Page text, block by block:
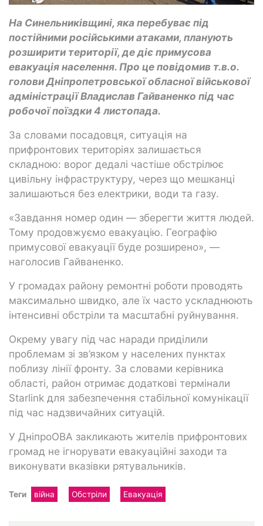
На Синельниківщині, яка перебуває під
постійними російськими атаками, планують
розширити території, де діє примусова
евакуація населення. Про це повідомив т.в.о.
голови Дніпропетровської обласної військової
адміністрації Владислав Гайваненко під час
робочої поїздки 4 листопада.
За словами посадовця, ситуація на
прифронтових територіях залишається
складною: ворог дедалі частіше обстрілює
цивільну інфраструктуру, через що мешканці
залишаються без електрики, води та газу.
«Завдання номер один — зберегти життя людей.
Тому продовжуємо евакуацію. Географію
примусової евакуації буде розширено», —
наголосив Гайваненко.
У громадах району ремонтні роботи проводять
максимально швидко, але їх часто ускладнюють
інтенсивні обстріли та масштабні руйнування.
Окрему увагу під час наради приділили
проблемам зі зв’язком у населених пунктах
поблизу лінії фронту. За словами керівника
області, район отримає додаткові термінали
Starlink для забезпечення стабільної комунікації
під час надзвичайних ситуацій.
У ДніпроОВА закликають жителів прифронтових
громад не ігнорувати евакуаційні заходи та
виконувати вказівки рятувальників.
Теги війна Обстріли Евакуація